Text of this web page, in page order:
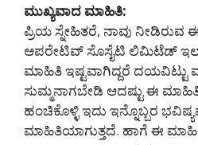
ಮುಖ್ಯವಾದ ಮಾಹಿತಿ:
ಪ್ರಿಯ ಸ್ನೇಹಿತರೆ, ನಾವು
ಆಪರೇಟಿವ್ ಸೊಸೈಟಿ ಲಿಮಿಟೆಡ್
ಮಾಹಿತಿ ಇಷ್ಟವಾಗಿದ್ದರೆ ದಯವಿಟ್ಟು
ಸುಮ್ಮನಾಗಬೇಡಿ ಆದಷ್ಟು ಈ
ಹಂಚಿಕೊಳ್ಳಿ ಇದು ಇನ್ನೊಬ್ಬರ
ಮಾಹಿತಿಯಾಗುತ್ತದೆ. ಹಾಗೆ ಈ